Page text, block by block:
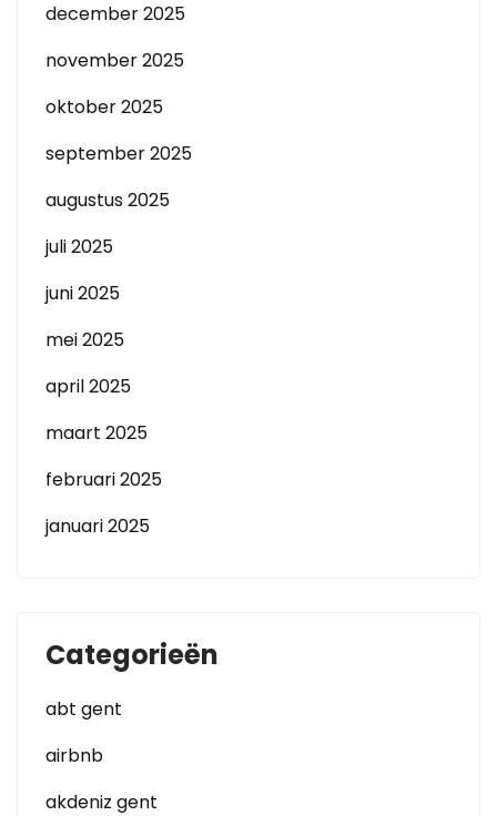
december 2025
november 2025
oktober 2025
september 2025
augustus 2025
juli 2025
juni 2025
mei 2025
april 2025
maart 2025
februari 2025
januari 2025
Categorieën
abt gent
airbnb
akdeniz gent